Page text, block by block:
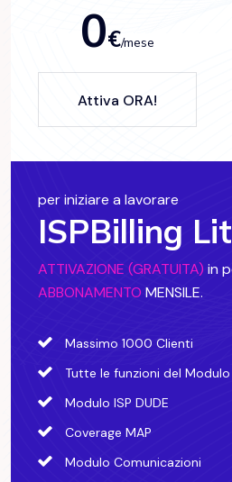
0€/mese
Attiva ORA!
per iniziare a lavorare
ISPBilling
ATTIVAZIONE (GRATUITA) in
ABBONAMENTO MENSILE.
Massimo 1000 Clienti
Tutte le funzioni del Modulo
Modulo ISP DUDE
Coverage MAP
Modulo Comunicazioni